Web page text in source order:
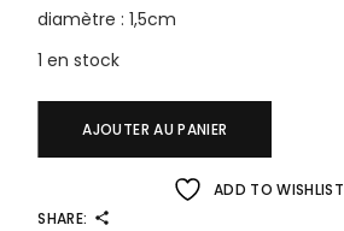
diamètre : 1,5cm
1 en stock
AJOUTER AU PANIER
ADD TO WISHLIST
SHARE: